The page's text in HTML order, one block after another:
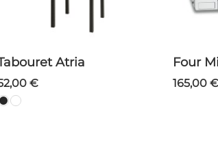
Tabouret Atria
52,00 €
Four
165,00 €